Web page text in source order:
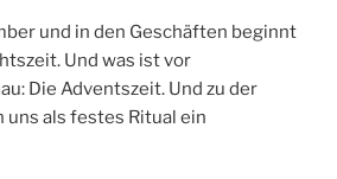
und in den Geschäften beginnt
Und was ist vor
Die Adventszeit. Und zu der
als festes Ritual ein